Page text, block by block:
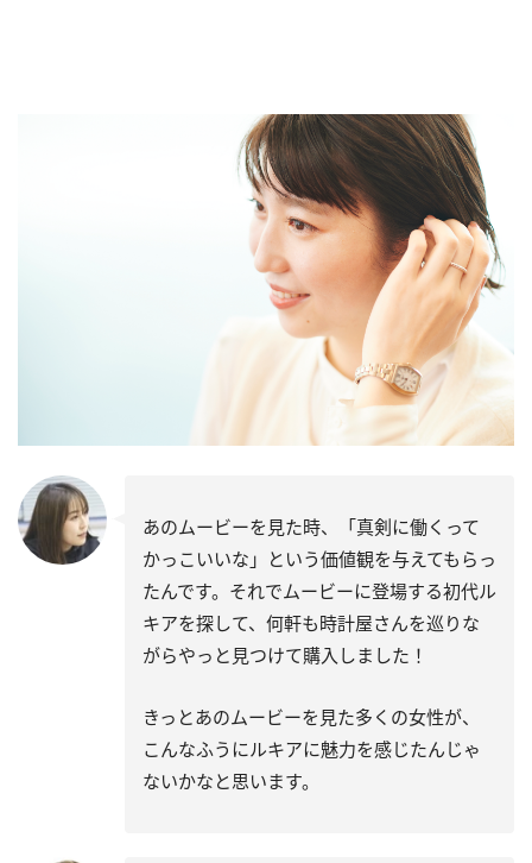
あのムービーを見た時、「真剣に働くって
かっこいいな」という価値観を与えてもらっ
たんです。それでムービーに登場する初代ル
キアを探して、何軒も時計屋さんを巡りな
がらやっと見つけて購入しました！
きっとあのムービーを見た多くの女性が、
こんなふうにルキアに魅力を感じたんじゃ
ないかなと思います。